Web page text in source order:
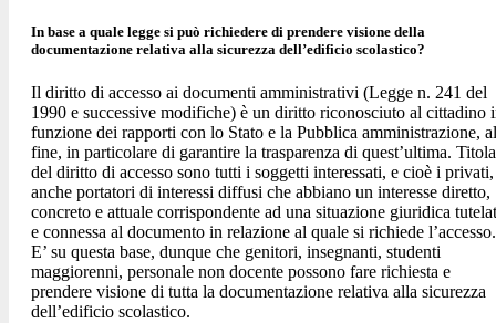
In base a quale legge si può richiedere di prendere visione della
documentazione relativa alla sicurezza dell’edificio scolastico?
Il diritto di accesso ai documenti amministrativi (Legge n. 241 del
1990 e successive modifiche) è un diritto riconosciuto al cittadino
funzione dei rapporti con lo Stato e la Pubblica amministrazione, al
fine, in particolare di garantire la trasparenza di quest’ultima.
del diritto di accesso sono tutti i soggetti interessati, e cioè i privati,
anche portatori di interessi diffusi che abbiano un interesse diretto,
concreto e attuale corrispondente ad una situazione giuridica
e connessa al documento in relazione al quale si richiede l’accesso.
E’ su questa base, dunque che genitori, insegnanti, studenti
maggiorenni, personale non docente possono fare richiesta e
prendere visione di tutta la documentazione relativa alla sicurezza
dell’edificio scolastico.